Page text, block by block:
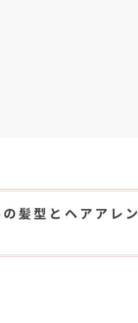
髪型とヘアアレン